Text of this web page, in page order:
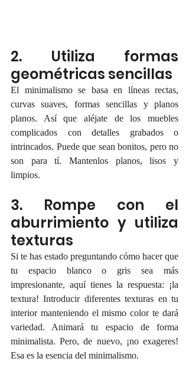
2. Utiliza formas
geométricas sencillas
El minimalismo se basa en líneas rectas,
curvas suaves, formas sencillas y planos
planos. Así que aléjate de los muebles
complicados con detalles grabados o
intrincados. Puede que sean bonitos, pero no
son para tí. Mantenlos planos, lisos y
limpios.
3. Rompe con el
aburrimiento y utiliza
texturas
Si te has estado preguntando cómo hacer que
tu espacio blanco o gris sea más
impresionante, aquí tienes la respuesta: ¡la
textura! Introducir diferentes texturas en tu
interior manteniendo el mismo color te dará
variedad. Animará tu espacio de forma
minimalista. Pero, de nuevo, ¡no exageres!
Esa es la esencia del minimalismo.